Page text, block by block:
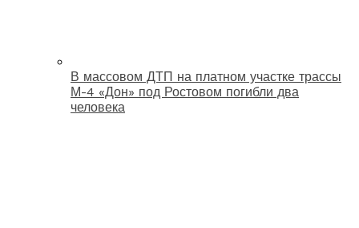
В массовом ДТП на платном участке трассы
М-4 «Дон» под Ростовом погибли два
человека